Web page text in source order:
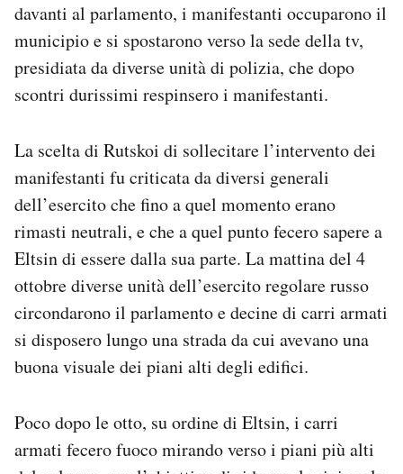
davanti al parlamento, i manifestanti occuparono il
municipio e si spostarono verso la sede della tv,
presidiata da diverse unità di polizia, che dopo
scontri durissimi respinsero i manifestanti.
La scelta di Rutskoi di sollecitare l’intervento dei
manifestanti fu criticata da diversi generali
dell’esercito che fino a quel momento erano
rimasti neutrali, e che a quel punto fecero sapere a
Eltsin di essere dalla sua parte. La mattina del 4
ottobre diverse unità dell’esercito regolare russo
circondarono il parlamento e decine di carri armati
si disposero lungo una strada da cui avevano una
buona visuale dei piani alti degli edifici.
Poco dopo le otto, su ordine di Eltsin, i carri
armati fecero fuoco mirando verso i piani più alti